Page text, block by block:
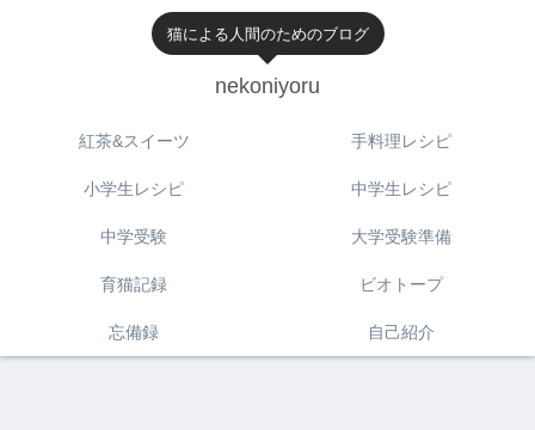
猫による人間のためのブログ
nekoniyoru
紅茶&スイーツ 手料理レシピ
小学生レシピ 中学生レシピ
中学受験 大学受験準備
育猫記録 ビオトープ
忘備録 自己紹介